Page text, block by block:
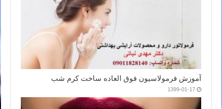
آموزش فرمولاسیون فوق العاده ساخت کرم شب
1399-01-17